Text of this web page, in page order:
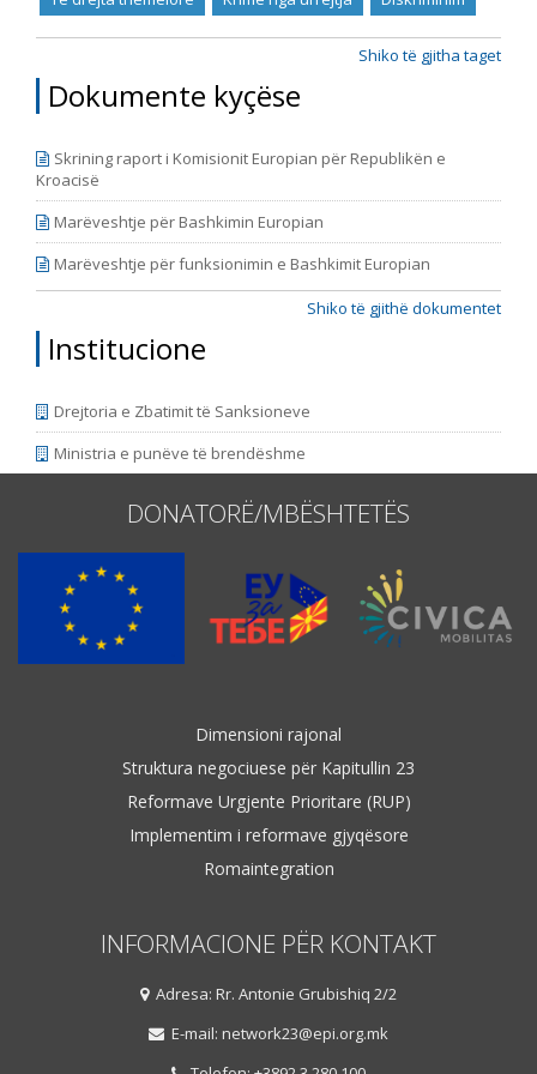
ky është Raporti i tretë në hije të cilin e publikon “Rrjeti
23”. Dy raportet paraprakë kishin të bëjnë me
periudhën kohore tetor 2014 - korrik 2015 dhe korrik
kohore nga fillimi i muajit maj të vitit 2016,
përfundimisht me fundin e muajit janar të vitit 2018.
mënyrë që korrespondoj me ciklin e ri të raporteve t
Shiko të gjitha taget
Dokumente kyçëse
Skrining raport i Komisionit Europian për Republikën e
Kroacisë
Marëveshtje për Bashkimin Europian
Marëveshtje për funksionimin e Bashkimit Europian
Shiko të gjithë dokumentet
Institucione
Drejtoria e Zbatimit të Sanksioneve
Ministria e punëve të brendëshme
DONATORË/MBËSHTETËS
Dimensioni rajonal
Struktura negociuese për Kapitullin 23
Reformave Urgjente Prioritare (RUP)
Implementim i reformave gjyqësore
Romaintegration
INFORMACIONE PËR KONTAKT
Adresa: Rr. Antonie Grubishiq 2/2
E-mail: network23@epi.org.mk